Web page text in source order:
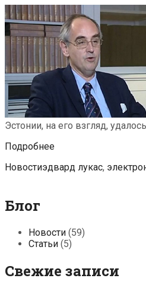
Эстонии, на его взгляд,
ПодробнееПервый
резидент
эстонские
электронные
являются
Рубрики
НовостиМетки
эдвард лукас,
Блог
Новости (59)
Статьи (5)
Свежие записи